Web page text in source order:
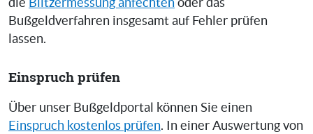
die Blitzermessung anfechten oder das
Bußgeldverfahren insgesamt auf Fehler prüfen
lassen.
Einspruch prüfen
Über unser Bußgeldportal können Sie einen
Einspruch kostenlos prüfen. In einer Auswertung von